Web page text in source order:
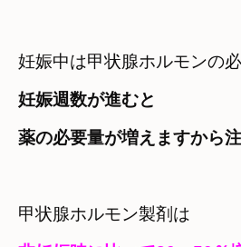
妊娠中は甲状腺ホルモンの
妊娠週数が進むと
薬の必要量が増えますから
甲状腺ホルモン製剤は